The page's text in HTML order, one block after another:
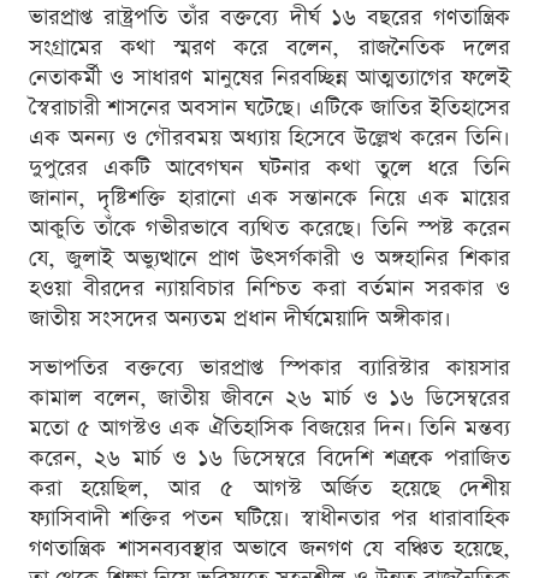
ভারপ্রাপ্ত রাষ্ট্রপতি তাঁর বক্তব্যে দীর্ঘ ১৬ বছরের গণতান্ত্রিক
সংগ্রামের কথা স্মরণ করে বলেন, রাজনৈতিক দলের
নেতাকর্মী ও সাধারণ মানুষের নিরবচ্ছিন্ন আত্মত্যাগের ফলেই
স্বৈরাচারী শাসনের অবসান ঘটেছে। এটিকে জাতির ইতিহাসের
এক অনন্য ও গৌরবময় অধ্যায় হিসেবে উল্লেখ করেন তিনি।
দুপুরের একটি আবেগঘন ঘটনার কথা তুলে ধরে তিনি
জানান, দৃষ্টিশক্তি হারানো এক সন্তানকে নিয়ে এক মায়ের
আকুতি তাঁকে গভীরভাবে ব্যথিত করেছে। তিনি স্পষ্ট করেন
যে, জুলাই অভ্যুত্থানে প্রাণ উৎসর্গকারী ও অঙ্গহানির শিকার
হওয়া বীরদের ন্যায়বিচার নিশ্চিত করা বর্তমান সরকার ও
জাতীয় সংসদের অন্যতম প্রধান দীর্ঘমেয়াদি অঙ্গীকার।
সভাপতির বক্তব্যে ভারপ্রাপ্ত স্পিকার ব্যারিস্টার কায়সার
কামাল বলেন, জাতীয় জীবনে ২৬ মার্চ ও ১৬ ডিসেম্বরের
মতো ৫ আগস্টও এক ঐতিহাসিক বিজয়ের দিন। তিনি মন্তব্য
করেন, ২৬ মার্চ ও ১৬ ডিসেম্বরে বিদেশি শত্রুকে পরাজিত
করা হয়েছিল, আর ৫ আগস্ট অর্জিত হয়েছে দেশীয়
ফ্যাসিবাদী শক্তির পতন ঘটিয়ে। স্বাধীনতার পর ধারাবাহিক
গণতান্ত্রিক শাসনব্যবস্থার অভাবে জনগণ যে বঞ্চিত হয়েছে,